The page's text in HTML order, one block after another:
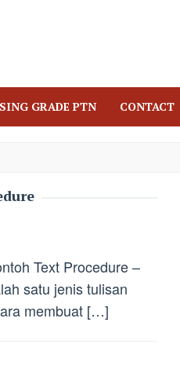
GRADE PTN CONTACT
Text Procedure –
satu jenis tulisan
membuat […]